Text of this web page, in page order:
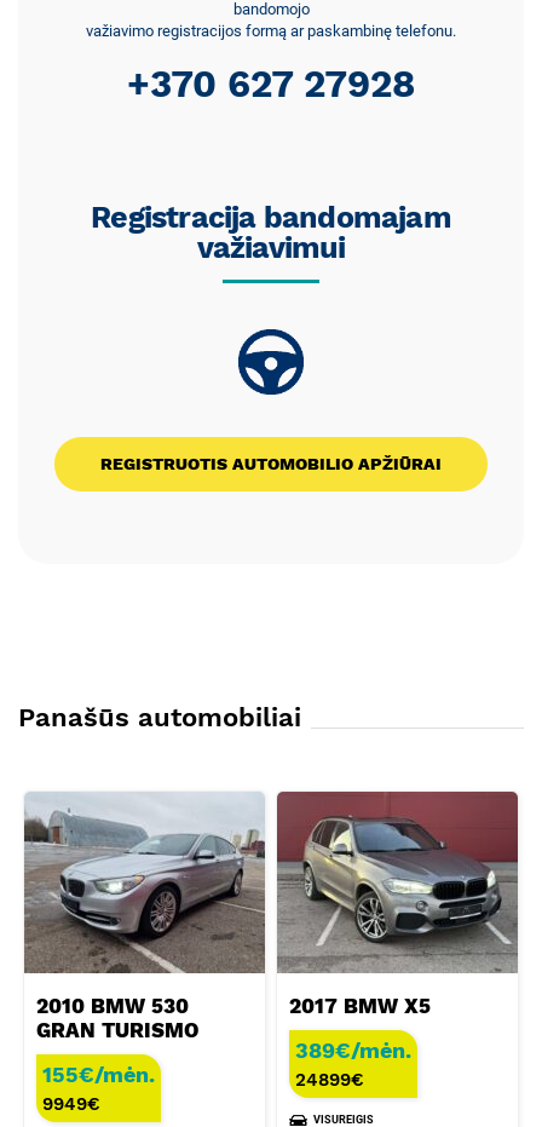
bandomojo
važiavimo registracijos formą ar paskambinę telefonu.
+370 627 27928
Registracija bandomajam
važiavimui
REGISTRUOTIS AUTOMOBILIO APŽIŪRAI
Panašūs automobiliai
2010 BMW 530
GRAN TURISMO
155€/mėn.
9949€
2017 BMW X5
389€/mėn.
24899€
VISUREIGIS